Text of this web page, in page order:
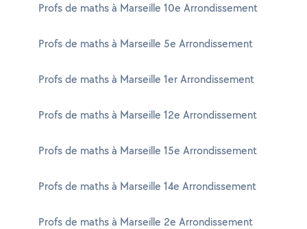
Profs de maths à Marseille 10e Arrondissement
Profs de maths à Marseille 5e Arrondissement
Profs de maths à Marseille 1er Arrondissement
Profs de maths à Marseille 12e Arrondissement
Profs de maths à Marseille 15e Arrondissement
Profs de maths à Marseille 14e Arrondissement
Profs de maths à Marseille 2e Arrondissement